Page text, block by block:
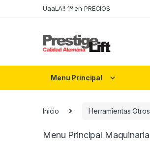
to
to
UaaLA!! 1º en PRECIOS
Menu Principal
Inicio Herramientas Otros
Menu Principal Maquinaria